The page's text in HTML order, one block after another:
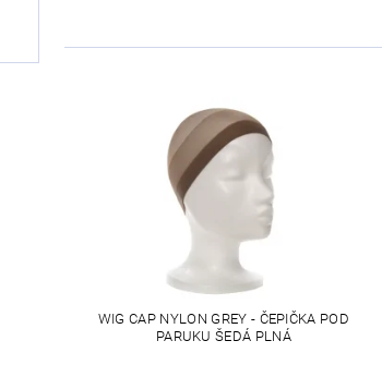
WIG CAP NYLON GREY - ČEPIČKA POD
PARUKU ŠEDÁ PLNÁ